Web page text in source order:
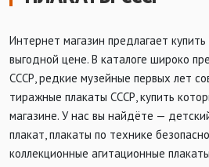
Интернет магазин предлагает
выгодной цене. В каталоге широко
СССР, редкие музейные первых лет
тиражные плакаты СССР, купить
магазине. У нас вы найдёте —
плакат, плакаты по технике
коллекционные агитационные